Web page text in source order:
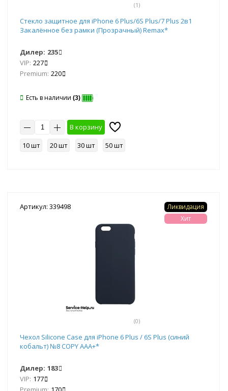
(1)
Стекло защитное для iPhone 6 Plus/6S Plus/7 Plus 2в1
Закалённое без рамки (Прозрачный) Remax*
Дилер: 235
VIP: 227
Premium: 220
Есть в наличии (3)
В корзину
10 шт
20 шт 30 шт 50 шт
Артикул: 339498
(0)
Ликвидация
Хит
Чехол Silicone Case для iPhone 6 Plus / 6S Plus (синий
кобальт) №8 COPY AAA+*
Дилер: 183
VIP: 177